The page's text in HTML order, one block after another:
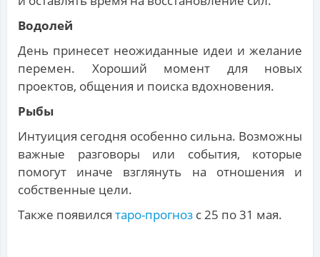
Водолей
День принесет неожиданные идеи и желание
перемен. Хороший момент для новых
проектов, общения и поиска вдохновения.
Рыбы
Интуиция сегодня особенно сильна. Возможны
важные разговоры или события, которые
помогут иначе взглянуть на отношения и
собственные цели.
Также появился таро-прогноз с 25 по 31 мая.